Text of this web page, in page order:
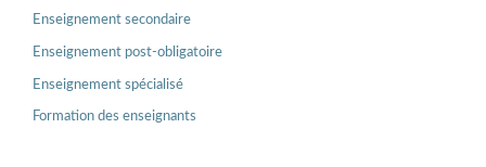
Enseignement secondaire
Enseignement post-obligatoire
Enseignement spécialisé
Formation des enseignants